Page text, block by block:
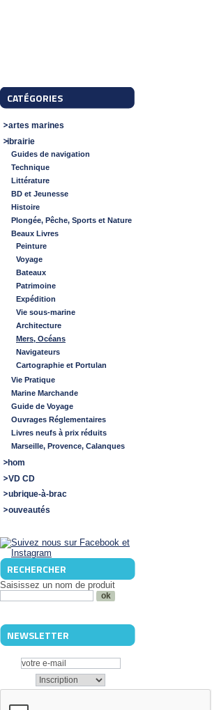
CATÉGORIES
Cartes marines
Librairie
Guides de navigation
Technique
Littérature
BD et Jeunesse
Histoire
Plongée, Pêche, Sports et Nature
Beaux Livres
Peinture
Voyage
Bateaux
Patrimoine
Expédition
Vie sous-marine
Architecture
Mers, Océans
Navigateurs
Cartographie et Portulan
Vie Pratique
Marine Marchande
Guide de Voyage
Ouvrages Réglementaires
Livres neufs à prix réduits
Marseille, Provence, Calanques
Shom
DVD CD
Rubrique-à-brac
Nouveautés
RECHERCHER
Saisissez un nom de produit
NEWSLETTER